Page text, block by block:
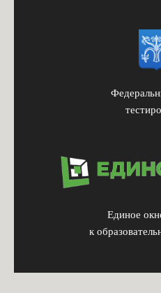
Единое
к